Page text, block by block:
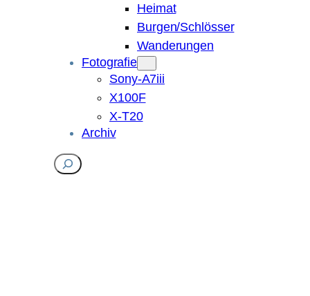
Heimat
Burgen/Schlösser
Wanderungen
Fotografie
Sony-A7iii
X100F
X-T20
Archiv
Suchen